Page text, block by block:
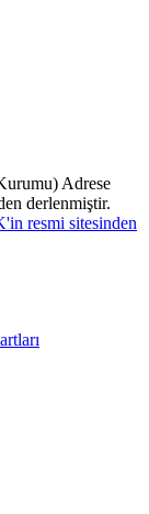
Adrese
derlenmiştir.
resmi sitesinden